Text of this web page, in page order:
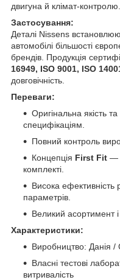
двигуна й клімат-контролю.
Застосування:
Деталі Nissens
автомобілі більшості
брендів. Продукція
16949, ISO 9001, ISO
довговічність.
Переваги:
Оригінальна якість та
специфікаціям.
Повний контроль
Концепція First Fit —
комплекті.
Висока ефективність
параметрів.
Великий асортимент
Характеристики:
Виробництво: Данія
Власні тестові
витривалість